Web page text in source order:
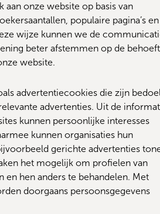
aan onze website op basis van
populaire pagina’s en
wijze kunnen we de
beter afstemmen op de
website.
advertentiecookies die zijn
advertenties. Uit de
kunnen persoonlijke interesses
kunnen organisaties hun
gerichte advertenties
het mogelijk om profielen van
en hen anders te behandelen. Met
doorgaans persoonsgegevens